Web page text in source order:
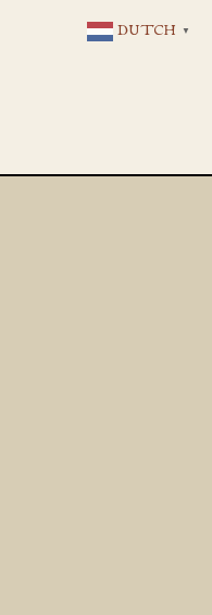
DUTCH ▼